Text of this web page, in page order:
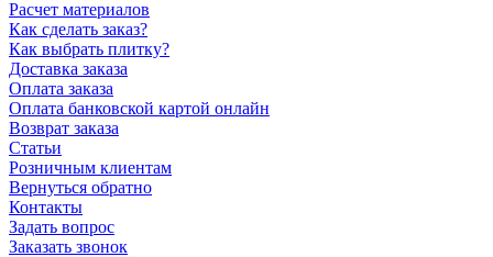
Расчет материалов
Как сделать заказ?
Как выбрать плитку?
Доставка заказа
Оплата заказа
Оплата банковской картой онлайн
Возврат заказа
Статьи
Розничным клиентам
Вернуться обратно
Контакты
Задать вопрос
Заказать звонок